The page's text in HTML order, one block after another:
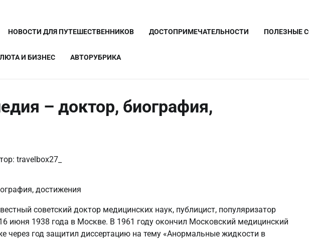
НОВОСТИ ДЛЯ ПУТЕШЕСТВЕННИКОВ ДОСТОПРИМЕЧАТЕЛЬНОСТИ ПОЛЕЗНЫЕ
И БИЗНЕС АВТОРУБРИКА
– доктор, биография,
travelbox27_
советский доктор медицинских наук, публицист, популяризатор
июня 1938 года в Москве. В 1961 году окончил Московский медицинский
через год защитил диссертацию на тему «Анормальные жидкости в